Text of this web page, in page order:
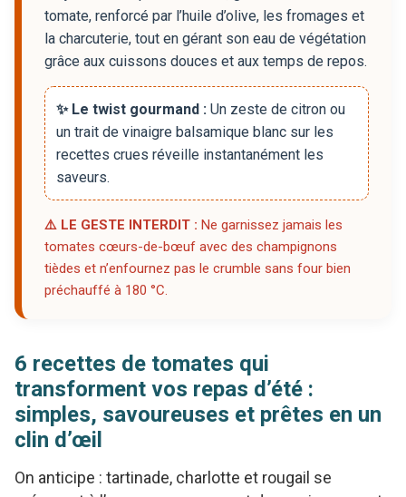
tomate, renforcé par l’huile d’olive, les fromages et
la charcuterie, tout en gérant son eau de végétation
grâce aux cuissons douces et aux temps de repos.
✨ Le twist gourmand : Un zeste de citron ou
un trait de vinaigre balsamique blanc sur les
recettes crues réveille instantanément les
saveurs.
⚠️ LE GESTE INTERDIT : Ne garnissez jamais les
tomates cœurs-de-bœuf avec des champignons
tièdes et n’enfournez pas le crumble sans four bien
préchauffé à 180 °C.
6 recettes de tomates qui
transforment vos repas d’été :
simples, savoureuses et prêtes en un
clin d’œil
On anticipe : tartinade, charlotte et rougail se